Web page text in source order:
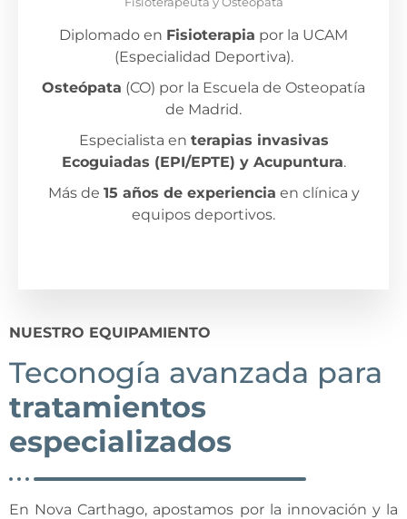
Diplomado en Fisioterapia por la UCAM
(Especialidad Deportiva).
Osteópata (CO) por la Escuela de Osteopatía
de Madrid.
Especialista en terapias invasivas
Ecoguiadas (EPI/EPTE) y Acupuntura.
Más de 15 años de experiencia en clínica y
equipos deportivos.
NUESTRO EQUIPAMIENTO
Teconogía avanzada para
tratamientos
especializados
En Nova Carthago, apostamos por la innovación y la